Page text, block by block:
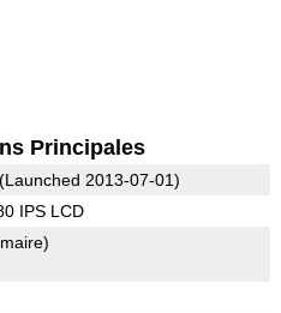
Principales
(Launched 2013-07-01)
IPS LCD